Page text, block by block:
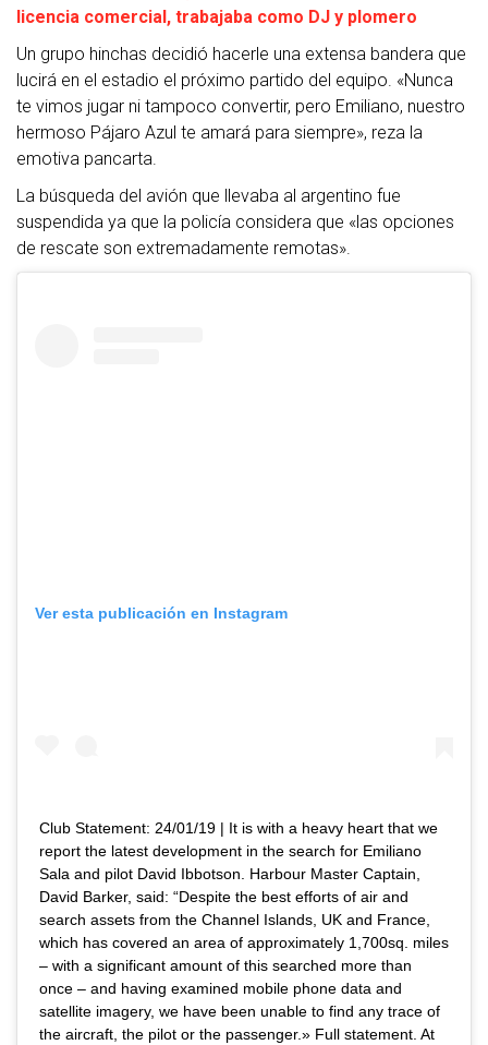
licencia comercial, trabajaba como DJ y plomero
Un grupo hinchas decidió hacerle una extensa bandera que
lucirá en el estadio el próximo partido del equipo. «Nunca
te vimos jugar ni tampoco convertir, pero Emiliano, nuestro
hermoso Pájaro Azul te amará para siempre», reza la
emotiva pancarta.
La búsqueda del avión que llevaba al argentino fue
suspendida ya que la policía considera que «las opciones
de rescate son extremadamente remotas».
Ver esta publicación en Instagram
Club Statement: 24/01/19 | It is with a heavy heart that we
report the latest development in the search for Emiliano
Sala and pilot David Ibbotson. Harbour Master Captain,
David Barker, said: “Despite the best efforts of air and
search assets from the Channel Islands, UK and France,
which has covered an area of approximately 1,700sq. miles
– with a significant amount of this searched more than
once – and having examined mobile phone data and
satellite imagery, we have been unable to find any trace of
the aircraft, the pilot or the passenger.» Full statement. At